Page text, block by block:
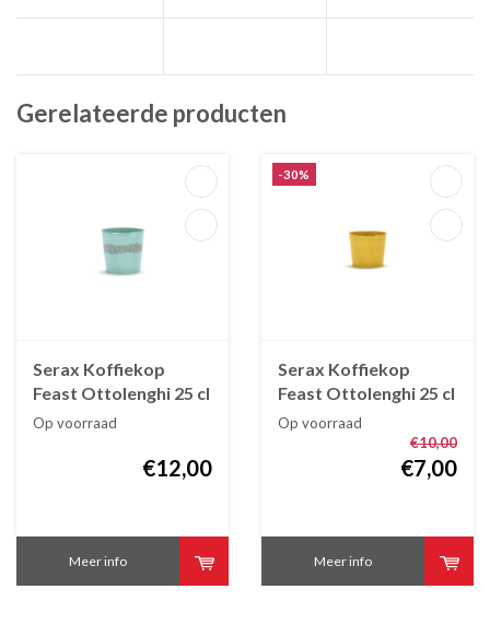
Gerelateerde producten
Serax Koffiekop
Feast Ottolenghi 25 cl
azuur met rode
Op voorraad
€12,00
Meer info
-30%
Serax Koffiekop
Feast Ottolenghi 25 cl
geel
Op voorraad
€10,00
€7,00
Meer info